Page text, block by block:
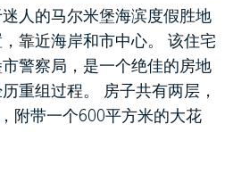
人的马尔米堡海滨度假胜地
靠近海岸和市中心。 该住宅
警察局，是一个绝佳的房地
重组过程。 房子共有两层，
附带一个600平方米的大花